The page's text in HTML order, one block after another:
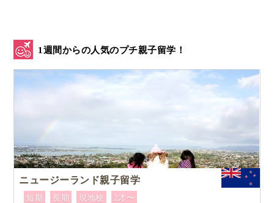
1週間からの人気のプチ親子留学！
ニュージーランド親子留学
短期 長期 現地校
2才〜